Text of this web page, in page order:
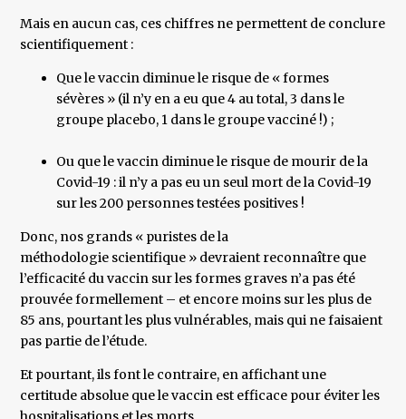
Mais en aucun cas, ces chiffres ne permettent de conclure
scientifiquement :
Que le vaccin diminue le risque de « formes
sévères » (il n’y en a eu que 4 au total, 3 dans le
groupe placebo, 1 dans le groupe vacciné !) ;
Ou que le vaccin diminue le risque de mourir de la
Covid-19 : il n’y a pas eu un seul mort de la Covid-19
sur les 200 personnes testées positives !
Donc, nos grands « puristes de la
méthodologie scientifique » devraient reconnaître que
l’efficacité du vaccin sur les formes graves n’a pas été
prouvée formellement – et encore moins sur les plus de
85 ans, pourtant les plus vulnérables, mais qui ne faisaient
pas partie de l’étude.
Et pourtant, ils font le contraire, en affichant une
certitude absolue que le vaccin est efficace pour éviter les